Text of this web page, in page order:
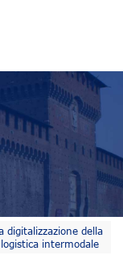
digitalizzazione della
logistica intermodale